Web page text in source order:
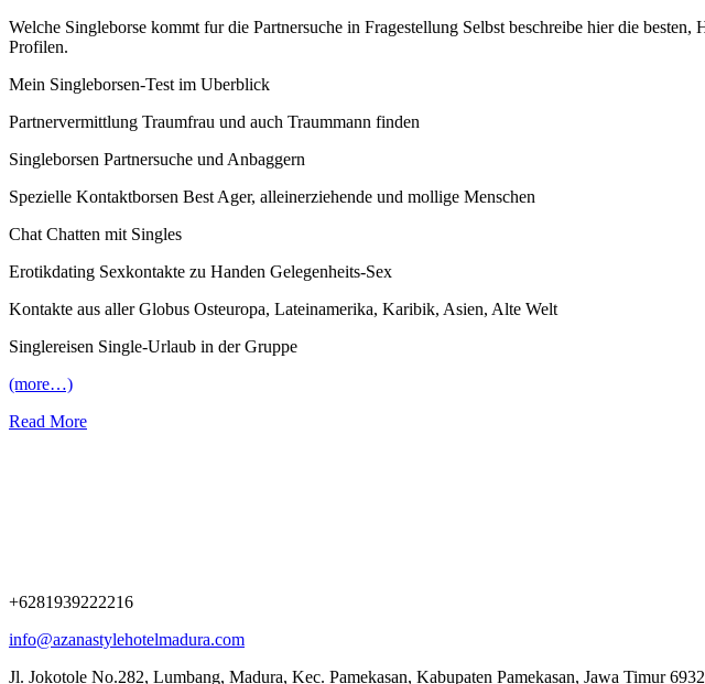
Welche Singleborse kommt fur die Partnersuche in Fragestellung Selbst beschreibe hier die
Profilen.
Mein Singleborsen-Test im Uberblick
Partnervermittlung Traumfrau und auch Traummann finden
Singleborsen Partnersuche und Anbaggern
Spezielle Kontaktborsen Best Ager, alleinerziehende und mollige Menschen
Chat Chatten mit Singles
Erotikdating Sexkontakte zu Handen Gelegenheits-Sex
Kontakte aus aller Globus Osteuropa, Lateinamerika, Karibik, Asien, Alte Welt
Singlereisen Single-Urlaub in der Gruppe
(more…)
Read More
+6281939222216
info@azanastylehotelmadura.com
Jl. Jokotole No.282, Lumbang, Madura, Kec. Pamekasan, Kabupaten Pamekasan, Jawa Timur